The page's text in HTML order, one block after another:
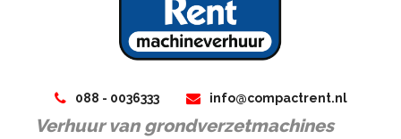
088 - 0036333 info@compactrent.nl
Verhuur van grondverzetmachines